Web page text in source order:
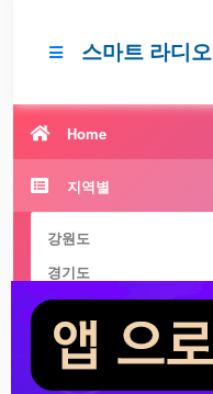
스마트 라디오
Home
지역별
강원도
경기도
경상남도
경상북도
광주광역시